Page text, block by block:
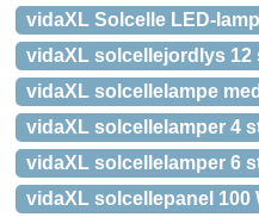
vidaXL Solcelle LED-
vidaXL solcellejordlys 12
vidaXL solcellelampe
vidaXL solcellelamper 4
vidaXL solcellelamper 6
vidaXL solcellepanel